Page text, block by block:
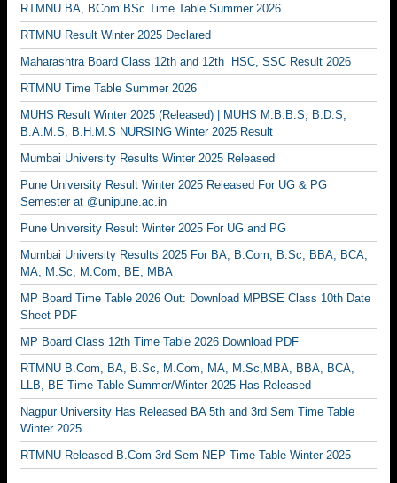
RTMNU BA, BCom BSc Time Table Summer 2026
RTMNU Result Winter 2025 Declared
Maharashtra Board Class 12th and 12th HSC, SSC Result 2026
RTMNU Time Table Summer 2026
MUHS Result Winter 2025 (Released) | MUHS M.B.B.S, B.D.S,
B.A.M.S, B.H.M.S NURSING Winter 2025 Result
Mumbai University Results Winter 2025 Released
Pune University Result Winter 2025 Released For UG & PG
Semester at @unipune.ac.in
Pune University Result Winter 2025 For UG and PG
Mumbai University Results 2025 For BA, B.Com, B.Sc, BBA, BCA,
MA, M.Sc, M.Com, BE, MBA
MP Board Time Table 2026 Out: Download MPBSE Class 10th Date
Sheet PDF
MP Board Class 12th Time Table 2026 Download PDF
RTMNU B.Com, BA, B.Sc, M.Com, MA, M.Sc,MBA, BBA, BCA,
LLB, BE Time Table Summer/Winter 2025 Has Released
Nagpur University Has Released BA 5th and 3rd Sem Time Table
Winter 2025
RTMNU Released B.Com 3rd Sem NEP Time Table Winter 2025